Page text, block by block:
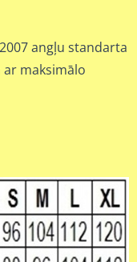
angļu standarta
maksimālo